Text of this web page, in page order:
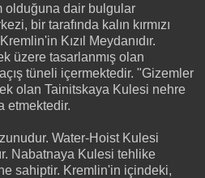
olduğuna dair bulgular
bir tarafında kalın kırmızı
Kızıl Meydanıdır.
üzere tasarlanmış olan
tüneli içermektedir. "Gizemler
olan Tainitskaya Kulesi nehre
etmektedir.
Water-Hoist Kulesi
Nabatnaya Kulesi tehlike
sahiptir. Kremlin'in içindeki,